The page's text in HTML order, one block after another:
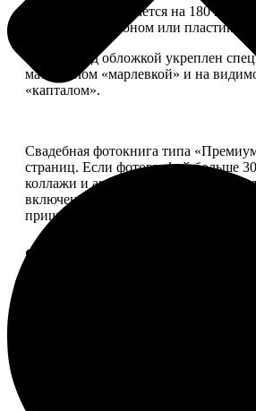
— Книга раскрывается на 180
укреплены картоном или пластиком.
— Блок под обложкой укреплен
материалом «марлевкой» и на
«капталом».
Свадебная фотокнига типа
страниц. Если фотографий больше
коллажи и аккуратно разместим в
включена, стоимость останется
пришлем вам на согласование
Форматы и цены